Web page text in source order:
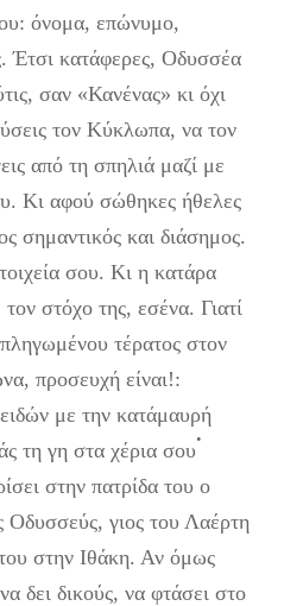
όνομα, επώνυμο,
Έτσι κατάφερες, Οδυσσέα
σαν «Κανένας» κι όχι
τον Κύκλωπα, να τον
από τη σπηλιά μαζί με
Κι αφού σώθηκες ήθελες
σημαντικός και διάσημος.
σου. Κι η κατάρα
στόχο της, εσένα. Γιατί
τέρατος στον
προσευχή είναι!:
με την κατάμαυρή
τη γη στα χέρια σου
.
στην πατρίδα του ο
Οδυσσεύς, γιος του Λαέρτη
στην Ιθάκη. Αν όμως
δει δικούς, να φτάσει στο